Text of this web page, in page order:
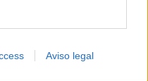
Aviso legal